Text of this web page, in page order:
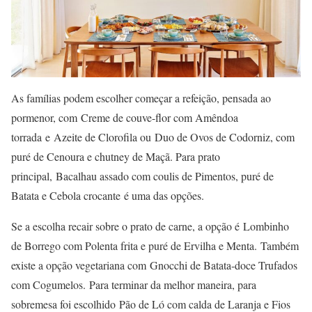
As famílias podem escolher começar a refeição, pensada ao
pormenor, com Creme de couve-flor com Amêndoa
torrada e Azeite de Clorofila ou Duo de Ovos de Codorniz, com
puré de Cenoura e chutney de Maçã. Para prato
principal, Bacalhau assado com coulis de Pimentos, puré de
Batata e Cebola crocante é uma das opções.
Se a escolha recair sobre o prato de carne, a opção é Lombinho
de Borrego com Polenta frita e puré de Ervilha e Menta. Também
existe a opção vegetariana com Gnocchi de Batata-doce Trufados
com Cogumelos. Para terminar da melhor maneira, para
sobremesa foi escolhido Pão de Ló com calda de Laranja e Fios